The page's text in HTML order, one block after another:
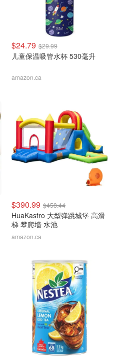
$24.79 $29.99
儿童保温吸管水杯 530毫升
amazon.ca
$390.99 $458.44
HuaKastro 大型弹跳城堡 高滑
梯 攀爬墙 水池
amazon.ca